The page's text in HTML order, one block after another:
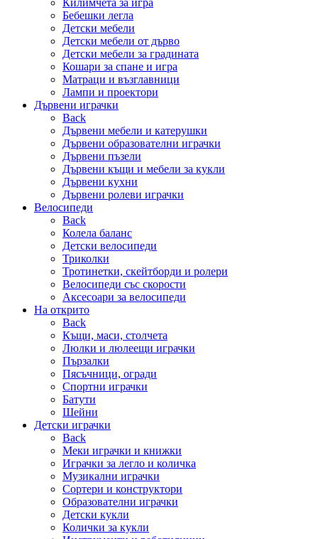
Килимчета за игра
Бебешки легла
Детски мебели
Детски мебели от дърво
Детски мебели за градината
Кошари за спане и игра
Матраци и възглавници
Лампи и проектори
Дървени играчки
Back
Дървени мебели и катерушки
Дървени образователни играчки
Дървени пъзели
Дървени къщи и мебели за кукли
Дървени кухни
Дървени ролеви играчки
Велосипеди
Back
Колела баланс
Детски велосипеди
Триколки
Тротинетки, скейтборди и ролери
Велосипеди със скорости
Аксесоари за велосипеди
На открито
Back
Къщи, маси, столчета
Люлки и люлеещи играчки
Пързалки
Пясъчници, огради
Спортни играчки
Батути
Шейни
Детски играчки
Back
Меки играчки и книжки
Играчки за легло и количка
Музикални играчки
Сортери и конструктори
Образователни играчки
Детски кукли
Колички за кукли